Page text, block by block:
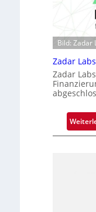
Bild: Zadar
Zadar
Zadar